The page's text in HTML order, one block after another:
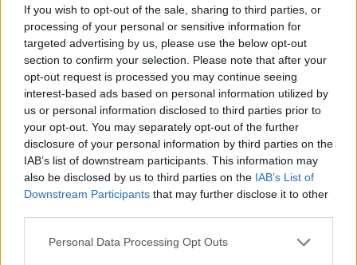
If you wish to opt-out of the sale, sharing to third parties, or
processing of your personal or sensitive information for
targeted advertising by us, please use the below opt-out
section to confirm your selection. Please note that after your
opt-out request is processed you may continue seeing
interest-based ads based on personal information utilized by
us or personal information disclosed to third parties prior to
your opt-out. You may separately opt-out of the further
disclosure of your personal information by third parties on the
IAB’s list of downstream participants. This information may
also be disclosed by us to third parties on the IAB’s List of
Downstream Participants that may further disclose it to other
Personal Data Processing Opt Outs